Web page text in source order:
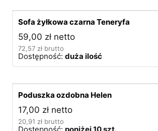
Sofa żyłkowa czarna Teneryfa
59,00 zł netto
72,57 zł brutto
Dostępność: duża ilość
Poduszka ozdobna Helen
17,00 zł netto
20,91 zł brutto